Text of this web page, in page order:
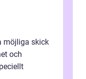
möjliga skick
och